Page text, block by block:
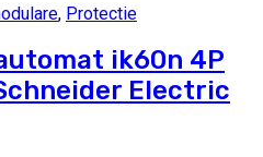
, Protectie
ik60n 4P
Electric